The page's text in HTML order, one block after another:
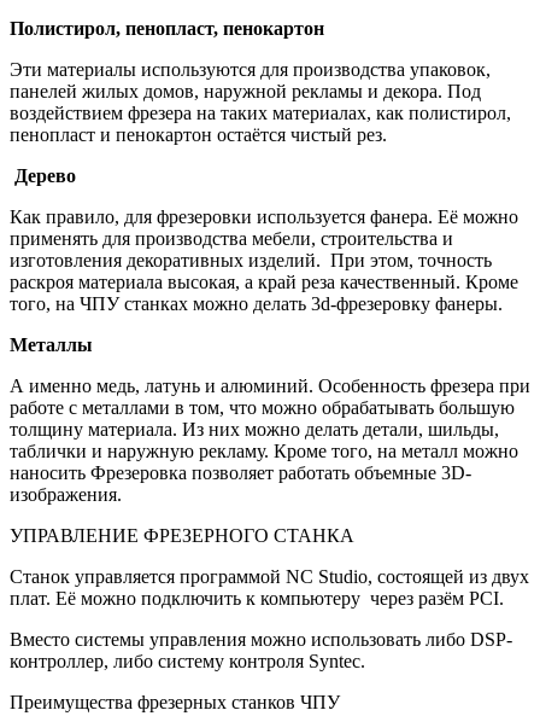
Полистирол, пенопласт, пенокартон
Эти материалы используются для производства упаковок,
панелей жилых домов, наружной рекламы и декора. Под
воздействием фрезера на таких материалах, как полистирол,
пенопласт и пенокартон остаётся чистый рез.
Дерево
Как правило, для фрезеровки используется фанера. Её можно
применять для производства мебели, строительства и
изготовления декоративных изделий. При этом, точность
раскроя материала высокая, а край реза качественный. Кроме
того, на ЧПУ станках можно делать 3d-фрезеровку фанеры.
Металлы
А именно медь, латунь и алюминий. Особенность фрезера при
работе с металлами в том, что можно обрабатывать большую
толщину материала. Из них можно делать детали, шильды,
таблички и наружную рекламу. Кроме того, на металл можно
наносить Фрезеровка позволяет работать объемные 3D-
изображения.
УПРАВЛЕНИЕ ФРЕЗЕРНОГО СТАНКА
Станок управляется программой NC Studio, состоящей из двух
плат. Её можно подключить к компьютеру через разём PCI.
Вместо системы управления можно использовать либо DSP-
контроллер, либо систему контроля Syntec.
Преимущества фрезерных станков ЧПУ